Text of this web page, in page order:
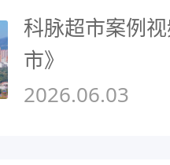
科脉超市案例
市》
2026.06.03